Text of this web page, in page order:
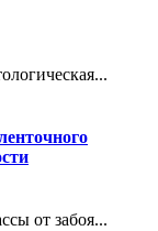
от забоя...